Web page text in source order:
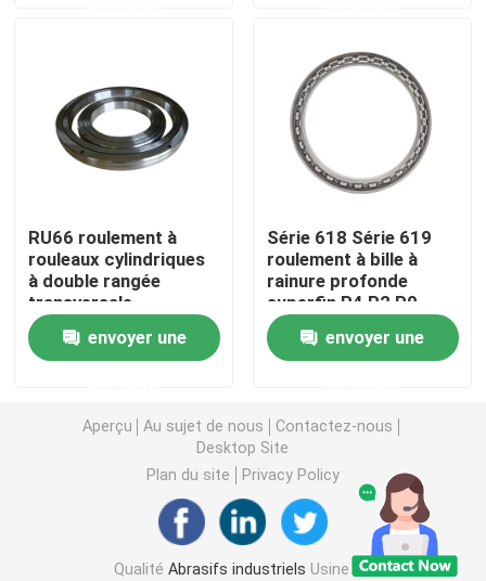
Abrasifs revêtus
Abrasifs liés
Insertions d'outil au carbure
Abrasifs à liaison de résine
Abrasifs liés au métal
Appareil de mesure de roulement
Abrasifs liés vitrifiés
RU66 roulement à
rouleaux cylindriques
à double rangée
transversale
homologué CE SGS
envoyer une
Série 618 Série 619
roulement à bille à
rainure profonde
superfin P4 P2 P0
envoyer une
Aperçu Au sujet de nous
Contactez-nous
Desktop Site
Plan du site
Privacy Policy
Qualité Abrasifs industriels Usine De